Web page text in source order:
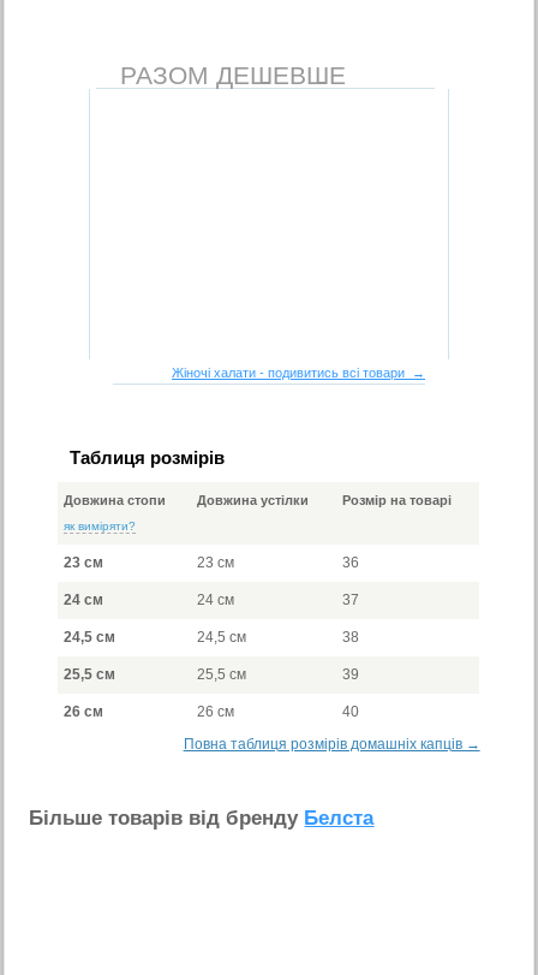
РАЗОМ ДЕШЕВШЕ
Жіночі халати - подивитись всі товари →
Таблиця розмірів
Довжина стопи
як виміряти?
Довжина устілки Розмір на товарі
23 см 23 см 36
24 см 24 см 37
24,5 см 24,5 см 38
25,5 см 25,5 см 39
26 см 26 см
40
Повна таблиця розмірів домашніх капців →
Бiльше товарiв вiд бренду Белста